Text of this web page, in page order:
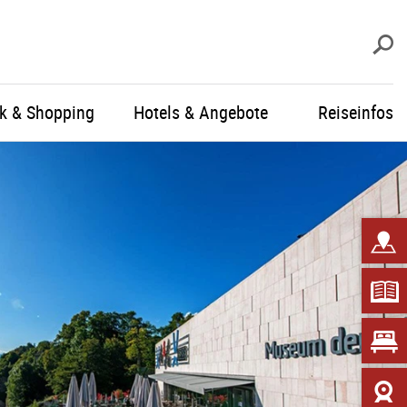
& Shopping Hotels & Angebote Reiseinfos